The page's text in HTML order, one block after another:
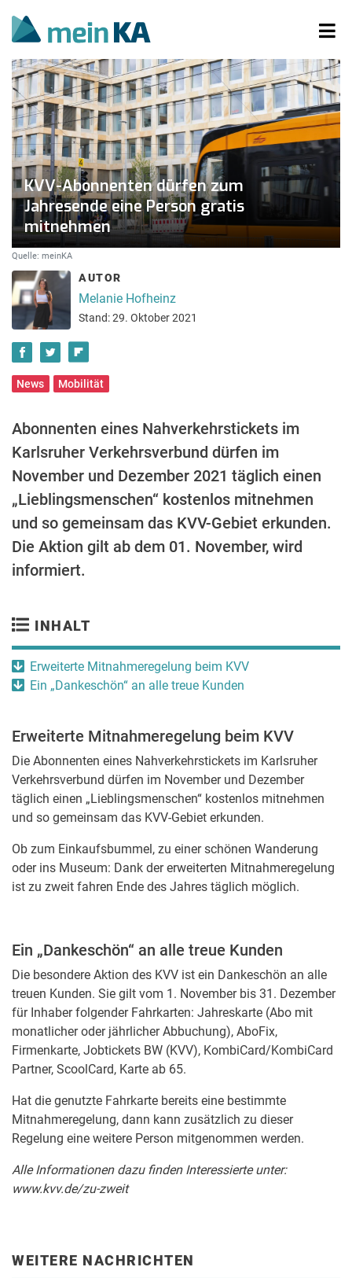
KVV-Abonnenten dürfen zum
Jahresende eine Person gratis
mitnehmen
Quelle: meinKA
AUTOR
Melanie Hofheinz
Stand: 29. Oktober 2021
News Mobilität
Abonnenten eines Nahverkehrstickets im
Karlsruher Verkehrsverbund dürfen im
November und Dezember 2021 täglich einen
„Lieblingsmenschen“ kostenlos mitnehmen
und so gemeinsam das KVV-Gebiet erkunden.
Die Aktion gilt ab dem 01. November, wird
informiert.
INHALT
Erweiterte Mitnahmeregelung beim KVV
Ein „Dankeschön“ an alle treue Kunden
Erweiterte Mitnahmeregelung beim KVV
Die Abonnenten eines Nahverkehrstickets im Karlsruher
Verkehrsverbund dürfen im November und Dezember
täglich einen „Lieblingsmenschen“ kostenlos mitnehmen
und so gemeinsam das KVV-Gebiet erkunden.
Ob zum Einkaufsbummel, zu einer schönen Wanderung
oder ins Museum: Dank der erweiterten Mitnahmeregelung
ist zu zweit fahren Ende des Jahres täglich möglich.
Ein „Dankeschön“ an alle treue Kunden
Die besondere Aktion des KVV ist ein Dankeschön an alle
treuen Kunden. Sie gilt vom 1. November bis 31. Dezember
für Inhaber folgender Fahrkarten: Jahreskarte (Abo mit
monatlicher oder jährlicher Abbuchung), AboFix,
Firmenkarte, Jobtickets BW (KVV), KombiCard/KombiCard
Partner, ScoolCard, Karte ab 65.
Hat die genutzte Fahrkarte bereits eine bestimmte
Mitnahmeregelung, dann kann zusätzlich zu dieser
Regelung eine weitere Person mitgenommen werden.
Alle Informationen dazu finden Interessierte unter:
www.kvv.de/zu-zweit
WEITERE NACHRICHTEN